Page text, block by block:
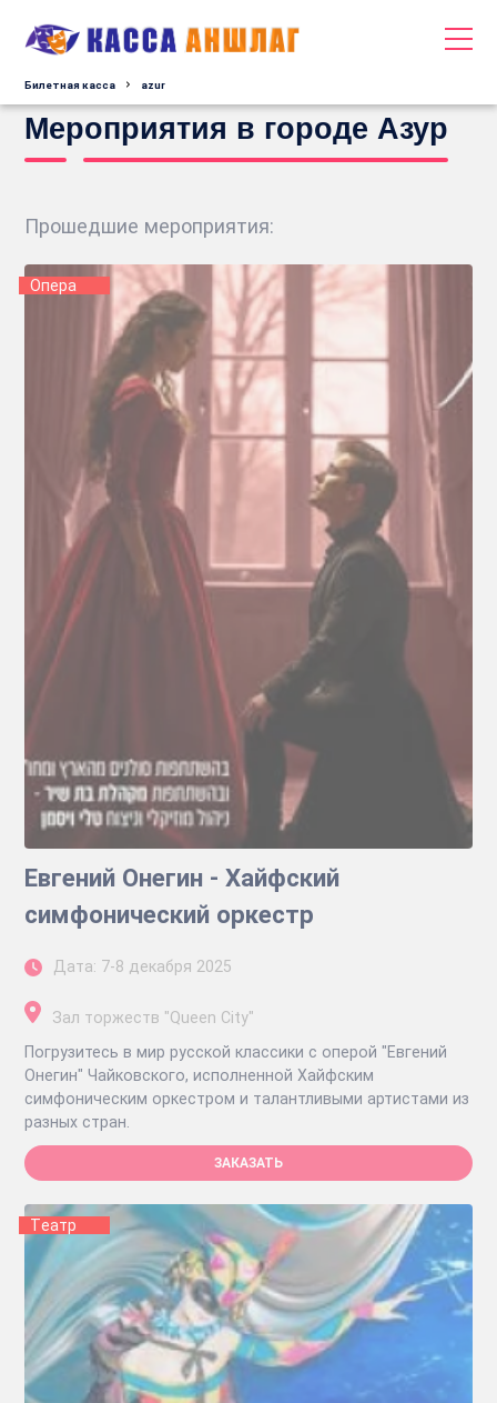
Билетная касса azur
Мероприятия в городе Азур
Прошедшие мероприятия:
Опера
Евгений Онегин - Хайфский
симфонический оркестр
Дата: 7-8 декабря 2025
Зал торжеств "Queen City"
Погрузитесь в мир русской классики с оперой "Евгений
Онегин" Чайковского, исполненной Хайфским
симфоническим оркестром и талантливыми артистами из
разных стран.
ЗАКАЗАТЬ
Tеатр